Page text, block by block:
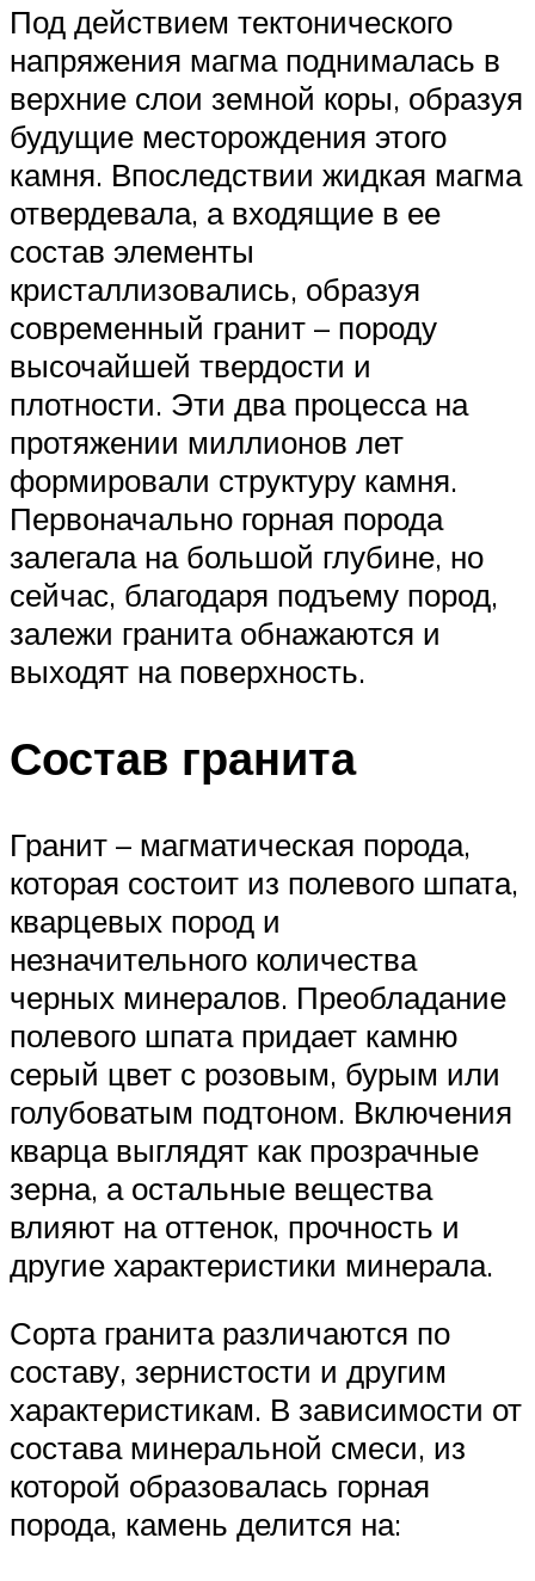
Под действием тектонического
напряжения магма поднималась в
верхние слои земной коры, образуя
будущие месторождения этого
камня. Впоследствии жидкая магма
отвердевала, а входящие в ее
состав элементы
кристаллизовались, образуя
современный гранит – породу
высочайшей твердости и
плотности. Эти два процесса на
протяжении миллионов лет
формировали структуру камня.
Первоначально горная порода
залегала на большой глубине, но
сейчас, благодаря подъему пород,
залежи гранита обнажаются и
выходят на поверхность.
Состав гранита
Гранит – магматическая порода,
которая состоит из полевого шпата,
кварцевых пород и
незначительного количества
черных минералов. Преобладание
полевого шпата придает камню
серый цвет с розовым, бурым или
голубоватым подтоном. Включения
кварца выглядят как прозрачные
зерна, а остальные вещества
влияют на оттенок, прочность и
другие характеристики минерала.
Сорта гранита различаются по
составу, зернистости и другим
характеристикам. В зависимости от
состава минеральной смеси, из
которой образовалась горная
порода, камень делится на: